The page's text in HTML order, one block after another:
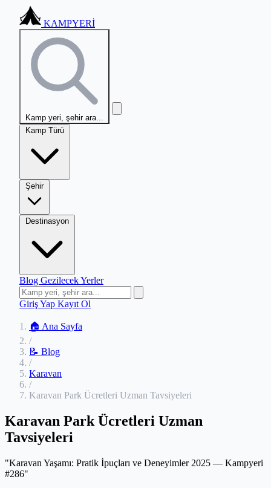
KAMPYERİ
Kamp yeri, şehir ara...
Kamp Türü
Şehir
Destinasyon
Blog Gezilecek Yerler
Giriş Yap Kayıt Ol
🏠 Ana Sayfa
/
📝 Blog
/
Karavan
/
Karavan Park Ücretleri Uzman Tavsiyeleri
Karavan Park Ücretleri Uzman
Tavsiyeleri
"Karavan Yaşamı: Pratik İpuçları ve Deneyimler 2025 — Kampyeri
#286"